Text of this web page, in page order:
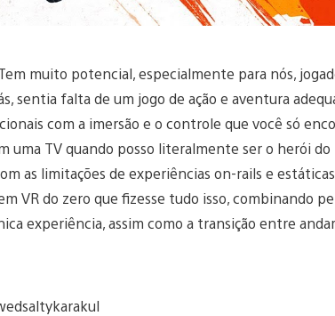
muito potencial, especialmente para nós,
sentia falta de um jogo de ação e aventura
com a imersão e o controle que você só
uma TV quando posso literalmente ser o herói
as limitações de experiências on-rails e
VR do zero que fizesse tudo isso, combinando
experiência, assim como a transição entre